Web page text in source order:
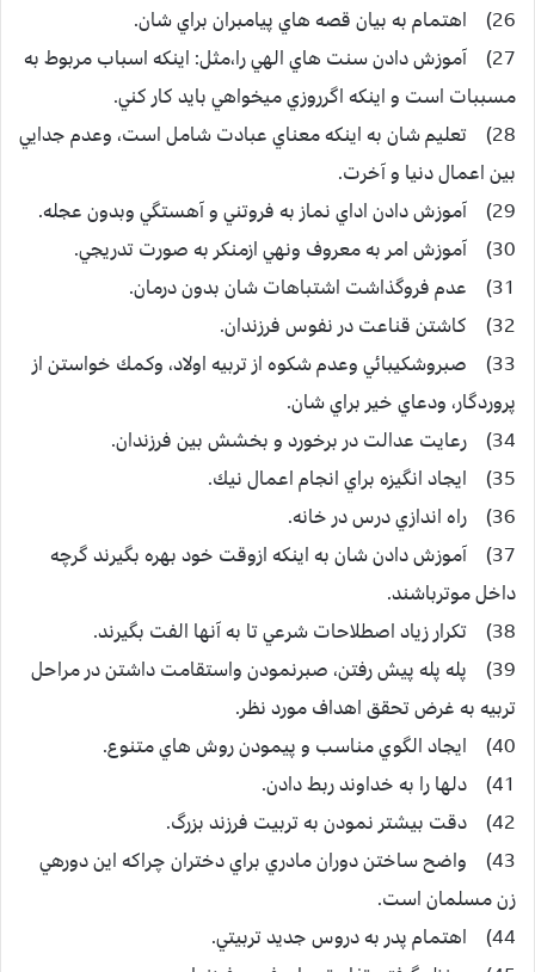
26) اهتمام به بيان قصه هاي پيامبران براي شان.
27) آموزش دادن سنت هاي الهي را،مثل: اينكه اسباب مربوط به
مسببات است و اينكه اگرروزي ميخواهي بايد كار كني.
28) تعليم شان به اينكه معناي عبادت شامل است، وعدم جدايي
بين اعمال دنيا و آخرت.
29) آموزش دادن اداي نماز به فروتني و آهستگي وبدون عجله.
30) آموزش امر به معروف ونهي ازمنكر به صورت تدريجي.
31) عدم فروگذاشت اشتباهات شان بدون درمان.
32) كاشتن قناعت در نفوس فرزندان.
33) صبروشكيبائي وعدم شكوه از تربيه اولاد، وكمك خواستن از
پروردگار، ودعاي خير براي شان.
34) رعايت عدالت در برخورد و بخشش بين فرزندان.
35) ايجاد انگيزه براي انجام اعمال نيك.
36) راه اندازي درس در خانه.
37) آموزش دادن شان به اينكه ازوقت خود بهره بگيرند گرچه
داخل موترباشند.
38) تكرار زياد اصطلاحات شرعي تا به آنها الفت بگيرند.
39) پله پله پيش رفتن، صبرنمودن واستقامت داشتن در مراحل
تربيه به غرض تحقق اهداف مورد نظر.
40) ايجاد الگوي مناسب و پيمودن روش هاي متنوع.
41) دلها را به خداوند ربط دادن.
42) دقت بيشتر نمودن به تربيت فرزند بزرگ.
43) واضح ساختن دوران مادري براي دختران چراكه اين دورهي
زن مسلمان است.
44) اهتمام پدر به دروس جديد تربيتي.